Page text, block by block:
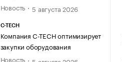
Новость
5 августа 2026
C-TECH
Компания C-TECH оптимизирует
закупки оборудования
Новость